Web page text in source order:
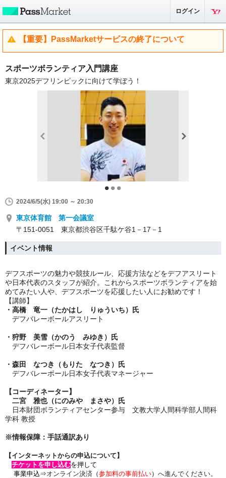
ログイン
【重要】PassMarketサービスの終了について
スポーツボランティア入門講座
東京2025デフリンピックに向けて学ぼう！
2024/6/5(水) 19:00 ～ 20:30
東京体育館 第一会議室
〒151-0051 東京都渋谷区千駄ケ谷1－17－1
イベント情報
デフスポーツの魅力や競技ルール、応援方法などをデフアスリート
や日本代表のスタッフが紹介。これからスポーツボランティアを始
めてみたい人や、デフスポーツを応援したい人にお勧めです！
【講師】
・高橋 竜一（たかはし りゅういち）氏
デフバレーボールアスリート
・狩野 美雪（かのう みゆき）氏
デフバレーボール日本女子代表監督
・森田 なつき（もりた なつき）氏
デフバレーボール日本女子代表マネージャー
【コーディネーター】
二宮 雅也（にのみや まさや）氏
日本財団ボランティアセンター参与 文教大学人間科学部人間科
学科 教授
※情報保障：手話通訳あり
【インターネットからの申込について】
チケットを申し込むを押して
事業申込⇒オンライン決済 （参加料の事前払い） へ進んでください。